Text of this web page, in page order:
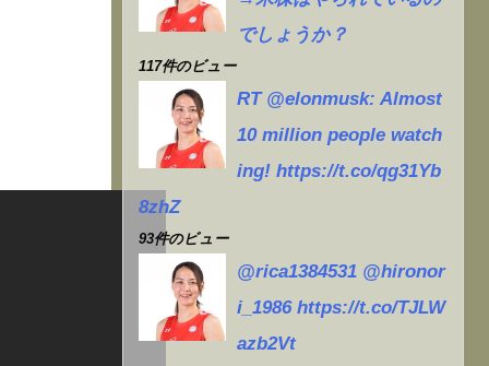
でしょうか？
117件のビュー
RT @elonmusk: Almost
10 million people watch
ing! https://t.co/qg31Yb
8zhZ
93件のビュー
@rica1384531 @hironor
i_1986 https://t.co/TJLW
azb2Vt